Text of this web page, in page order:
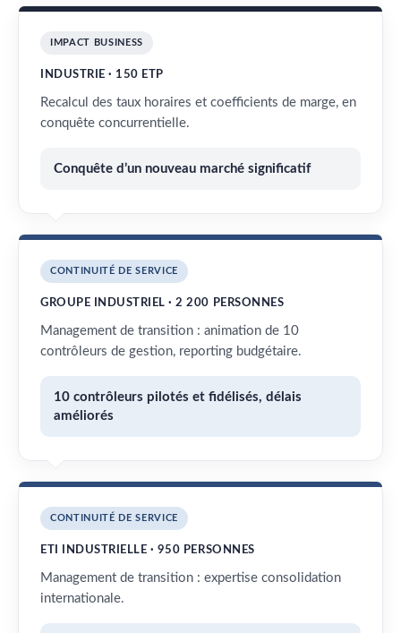
IMPACT BUSINESS
INDUSTRIE · 150 ETP
Recalcul des taux horaires et coefficients de marge, en
conquête concurrentielle.
Conquête d’un nouveau marché significatif
CONTINUITÉ DE SERVICE
GROUPE INDUSTRIEL · 2 200 PERSONNES
Management de transition : animation de 10
contrôleurs de gestion, reporting budgétaire.
10 contrôleurs pilotés et fidélisés, délais
améliorés
CONTINUITÉ DE SERVICE
ETI INDUSTRIELLE · 950 PERSONNES
Management de transition : expertise consolidation
internationale.